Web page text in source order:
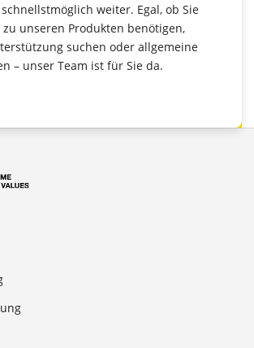
weiter. Egal, ob Sie
unseren Produkten benötigen,
suchen oder allgemeine
– unser Team ist für Sie da.